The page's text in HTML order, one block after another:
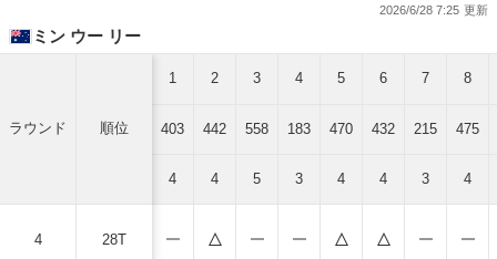
2026/6/28 7:25
ミン ウー リー
ラウンド 順位
4 28T
1 2 3 4 5 6 7 8
403 442 558 183 470 432 215 475
4 4 5 3 4 4 3 4